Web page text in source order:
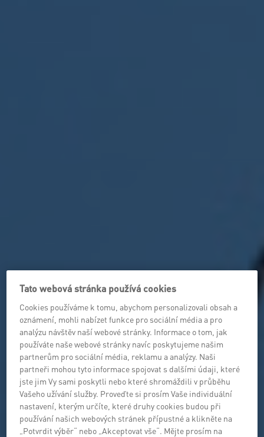
Tato webová stránka používá cookies
Cookies používáme k tomu, abychom personalizovali obsah a
oznámení, mohli nabízet funkce pro sociální média a pro
analýzu návštěv naší webové stránky. Informace o tom, jak
používáte naše webové stránky navíc poskytujeme našim
partnerům pro sociální média, reklamu a analýzy. Naši
partneři mohou tyto informace spojovat s dalšími údaji, které
jste jim Vy sami poskytli nebo které shromáždili v průběhu
Vašeho užívání služby. Proveďte si prosím Vaše individuální
nastavení, kterým určíte, které druhy cookies budou při
používání našich webových stránek přípustné a klikněte na
„Potvrdit výběr“ nebo „Akceptovat vše“. Mějte prosím na